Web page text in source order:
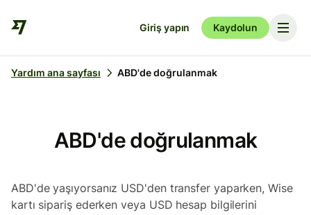
Giriş yapın Kaydolun
Yardım ana sayfası ABD'de doğrulanmak
ABD'de doğrulanmak
ABD'de yaşıyorsanız USD'den transfer yaparken, Wise
kartı sipariş ederken veya USD hesap bilgilerini